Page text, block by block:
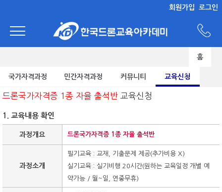
회원가입 로그인
홈
국가자격과정 민간자격과정 커뮤니티 교육신청
드론국가자격증 1종 자율 출석반 교육신청
1. 교육내용 확인
과정개요 드론국가자격증 1종 자율 출석반
과정소개
필기교육 : 교재, 기출문제 제공(추가비용 X)
실기교육 : 실기비행 20시간(원하는 교육일정 개별 예
약가능 / 월~일, 연중무휴)